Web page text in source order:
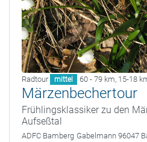
Radtour mittel 60 - 79 km, 15-18
Märzenbechertour
Frühlingsklassiker zu den
Aufseßtal
ADFC Bamberg Gabelmann 96047